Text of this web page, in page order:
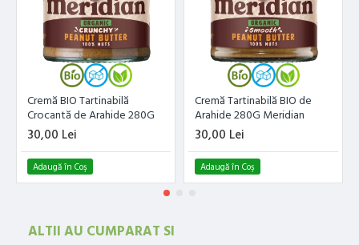
Cremă BIO Tartinabilă
Crocantă de Arahide 280G
Meridian
30,00 Lei
Adaugă în Coş
Cremă Tartinabilă BIO de
Arahide 280G Meridian
30,00 Lei
Adaugă în Coş
ALTII AU CUMPARAT SI